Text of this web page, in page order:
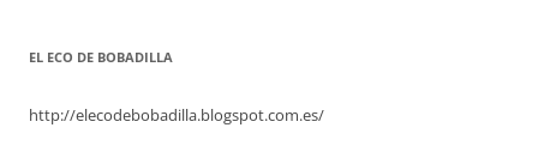
EL ECO DE BOBADILLA
http://elecodebobadilla.blogspot.com.es/